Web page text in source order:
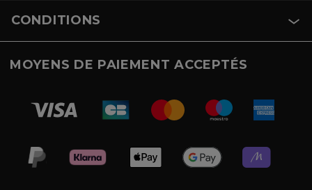
CONDITIONS
MOYENS DE PAIEMENT ACCEPTÉS